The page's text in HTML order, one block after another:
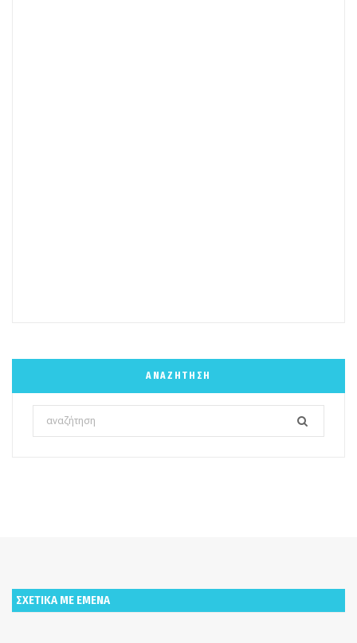
ΑΝΑΖΉΤΗΣΗ
Search
for:
ΣΧΕΤΙΚΑ ΜΕ ΕΜΕΝΑ